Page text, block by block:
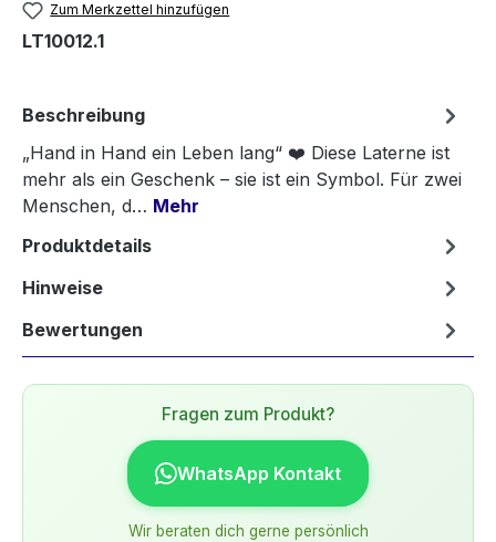
Zum Merkzettel hinzufügen
LT10012.1
Beschreibung
„Hand in Hand ein Leben lang“ ❤️ Diese Laterne ist
mehr als ein Geschenk – sie ist ein Symbol. Für zwei
Menschen, d… Mehr
Produktdetails
Hinweise
Bewertungen
Fragen zum Produkt?
WhatsApp Kontakt
Wir beraten dich gerne persönlich